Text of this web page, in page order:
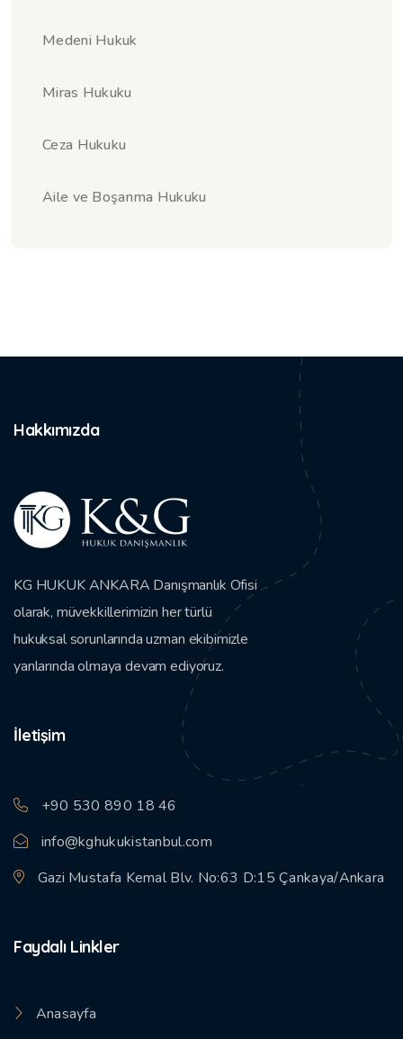
Medeni Hukuk
Miras Hukuku
Ceza Hukuku
Aile ve Boşanma Hukuku
Hakkımızda
KG HUKUK ANKARA Danışmanlık Ofisi
olarak, müvekkillerimizin her türlü
hukuksal sorunlarında uzman ekibimizle
yanlarında olmaya devam ediyoruz.
İletişim
+90 530 890 18 46
info@kghukukistanbul.com
Gazi Mustafa Kemal Blv. No:63 D:15 Çankaya/Ankara
Faydalı Linkler
Anasayfa